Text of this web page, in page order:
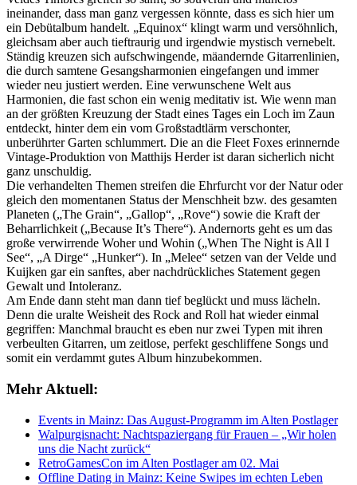
ineinander, dass man ganz vergessen könnte, dass es sich hier um
ein Debütalbum handelt. „Equinox“ klingt warm und versöhnlich,
gleichsam aber auch tieftraurig und irgendwie mystisch vernebelt.
Ständig kreuzen sich aufschwingende, mäandernde Gitarrenlinien,
die durch samtene Gesangsharmonien eingefangen und immer
wieder neu justiert werden. Eine verwunschene Welt aus
Harmonien, die fast schon ein wenig meditativ ist. Wie wenn man
an der größten Kreuzung der Stadt eines Tages ein Loch im Zaun
entdeckt, hinter dem ein vom Großstadtlärm verschonter,
unberührter Garten schlummert. Die an die Fleet Foxes erinnernde
Vintage-Produktion von Matthijs Herder ist daran sicherlich nicht
ganz unschuldig.
Die verhandelten Themen streifen die Ehrfurcht vor der Natur oder
gleich den momentanen Status der Menschheit bzw. des gesamten
Planeten („The Grain“, „Gallop“, „Rove“) sowie die Kraft der
Beharrlichkeit („Because It’s There“). Andernorts geht es um das
große verwirrende Woher und Wohin („When The Night is All I
See“, „A Dirge“ „Hunker“). In „Melee“ setzen van der Velde und
Kuijken gar ein sanftes, aber nachdrückliches Statement gegen
Gewalt und Intoleranz.
Am Ende dann steht man dann tief beglückt und muss lächeln.
Denn die uralte Weisheit des Rock and Roll hat wieder einmal
gegriffen: Manchmal braucht es eben nur zwei Typen mit ihren
verbeulten Gitarren, um zeitlose, perfekt geschliffene Songs und
somit ein verdammt gutes Album hinzubekommen.
Mehr Aktuell:
Events in Mainz: Das August-Programm im Alten Postlager
Walpurgisnacht: Nachtspaziergang für Frauen – „Wir holen
uns die Nacht zurück“
RetroGamesCon im Alten Postlager am 02. Mai
Offline Dating in Mainz: Keine Swipes im echten Leben